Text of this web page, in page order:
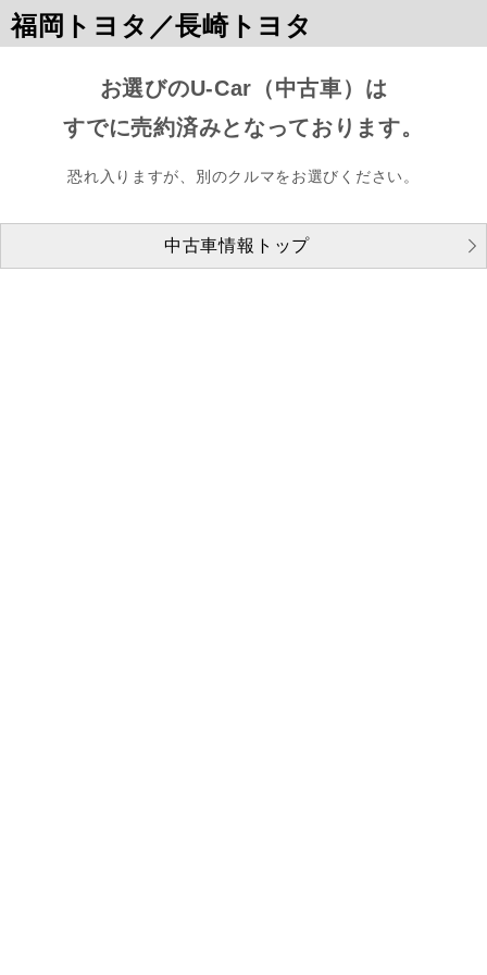
福岡トヨタ／長崎トヨタ
お選びのU-Car（中古車）は
すでに売約済みとなっております。
恐れ入りますが、別のクルマをお選びください。
中古車情報トップ